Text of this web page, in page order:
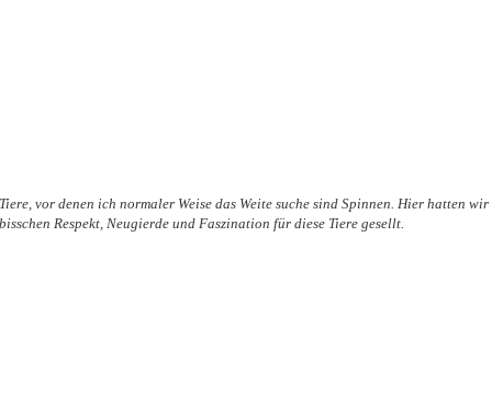
Tiere, vor denen ich normaler Weise das Weite suche sind Spinnen. Hier hatten
bisschen Respekt, Neugierde und Faszination für diese Tiere gesellt.